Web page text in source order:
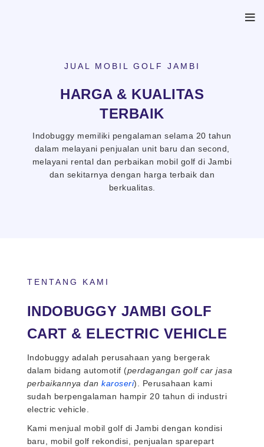
JUAL MOBIL GOLF JAMBI
HARGA & KUALITAS
TERBAIK
Indobuggy memiliki pengalaman selama 20 tahun
dalam melayani penjualan unit baru dan second,
melayani rental dan perbaikan mobil golf di Jambi
dan sekitarnya dengan harga terbaik dan
berkualitas.
TENTANG KAMI
INDOBUGGY JAMBI GOLF
CART & ELECTRIC VEHICLE
Indobuggy adalah perusahaan yang bergerak
dalam bidang automotif (perdagangan golf car jasa
perbaikannya dankaroseri). Perusahaan kami
sudah berpengalaman hampir 20 tahun di industri
electric vehicle.
Kami menjual mobil golf di Jambi dengan kondisi
baru, mobil golf rekondisi, penjualan sparepart